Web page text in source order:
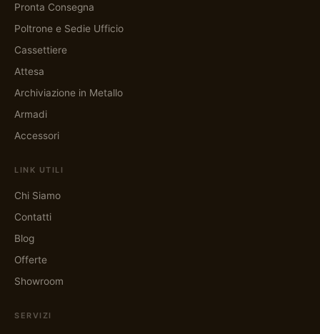
Pronta Consegna
Poltrone e Sedie Ufficio
Cassettiere
Attesa
Archiviazione in Metallo
Armadi
Accessori
LINK UTILI
Chi Siamo
Contatti
Blog
Offerte
Showroom
SERVIZI